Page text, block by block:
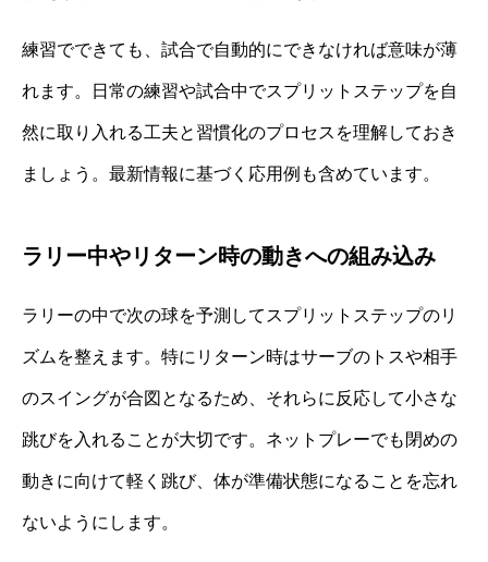
練習でできても、試合で自動的にできなければ意味が薄
れます。日常の練習や試合中でスプリットステップを自
然に取り入れる工夫と習慣化のプロセスを理解しておき
ましょう。最新情報に基づく応用例も含めています。
ラリー中やリターン時の動きへの組み込み
ラリーの中で次の球を予測してスプリットステップのリ
ズムを整えます。特にリターン時はサーブのトスや相手
のスイングが合図となるため、それらに反応して小さな
跳びを入れることが大切です。ネットプレーでも閉めの
動きに向けて軽く跳び、体が準備状態になることを忘れ
ないようにします。